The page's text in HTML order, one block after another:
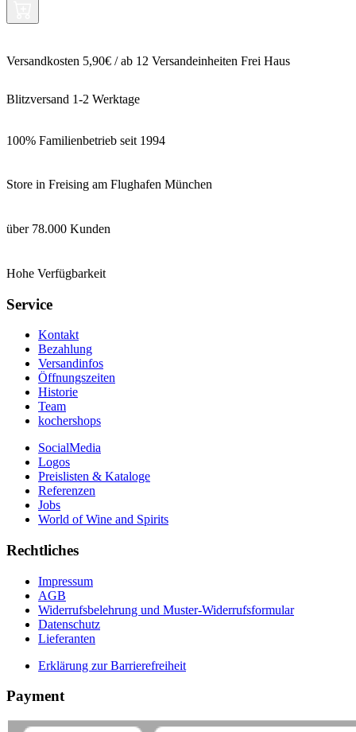
Versandkosten 5,90€ / ab 12 Versandeinheiten Frei Haus
Blitzversand 1-2 Werktage
100% Familienbetrieb seit 1994
Store in Freising am Flughafen München
über 78.000 Kunden
Hohe Verfügbarkeit
Service
Kontakt
Bezahlung
Versandinfos
Öffnungszeiten
Historie
Team
kochershops
SocialMedia
Logos
Preislisten & Kataloge
Referenzen
Jobs
World of Wine and Spirits
Rechtliches
Impressum
AGB
Widerrufsbelehrung und Muster-Widerrufsformular
Datenschutz
Lieferanten
Erklärung zur Barrierefreiheit
Payment